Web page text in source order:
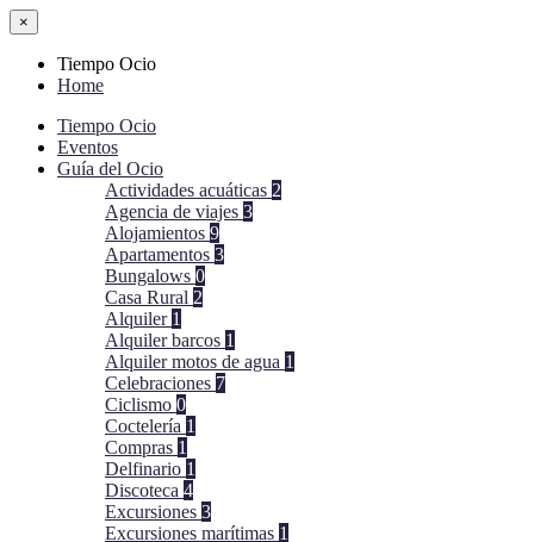
×
Tiempo Ocio
Home
Tiempo Ocio
Eventos
Guía del Ocio
Actividades acuáticas 2
Agencia de viajes 3
Alojamientos 9
Apartamentos 3
Bungalows 0
Casa Rural 2
Alquiler 1
Alquiler barcos 1
Alquiler motos de agua 1
Celebraciones 7
Ciclismo 0
Coctelería 1
Compras 1
Delfinario 1
Discoteca 4
Excursiones 3
Excursiones marítimas 1